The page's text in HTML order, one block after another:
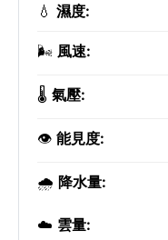
💧 濕度:
🌬️ 風速:
🌡️ 氣壓:
👁️ 能見度:
🌧️ 降水量:
☁️ 雲量: